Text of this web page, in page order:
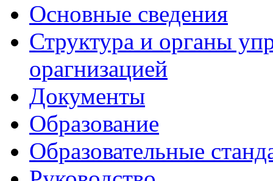
Основные сведения
Структура и органы
орагнизацией
Документы
Образование
Образовательные